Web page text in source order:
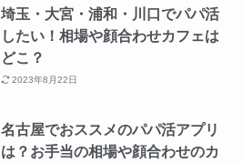
埼玉・大宮・浦和・川口でパパ活
したい！相場や顔合わせカフェは
どこ？
2023年8月22日
名古屋でおススメのパパ活アプリ
は？お手当の相場や顔合わせのカ